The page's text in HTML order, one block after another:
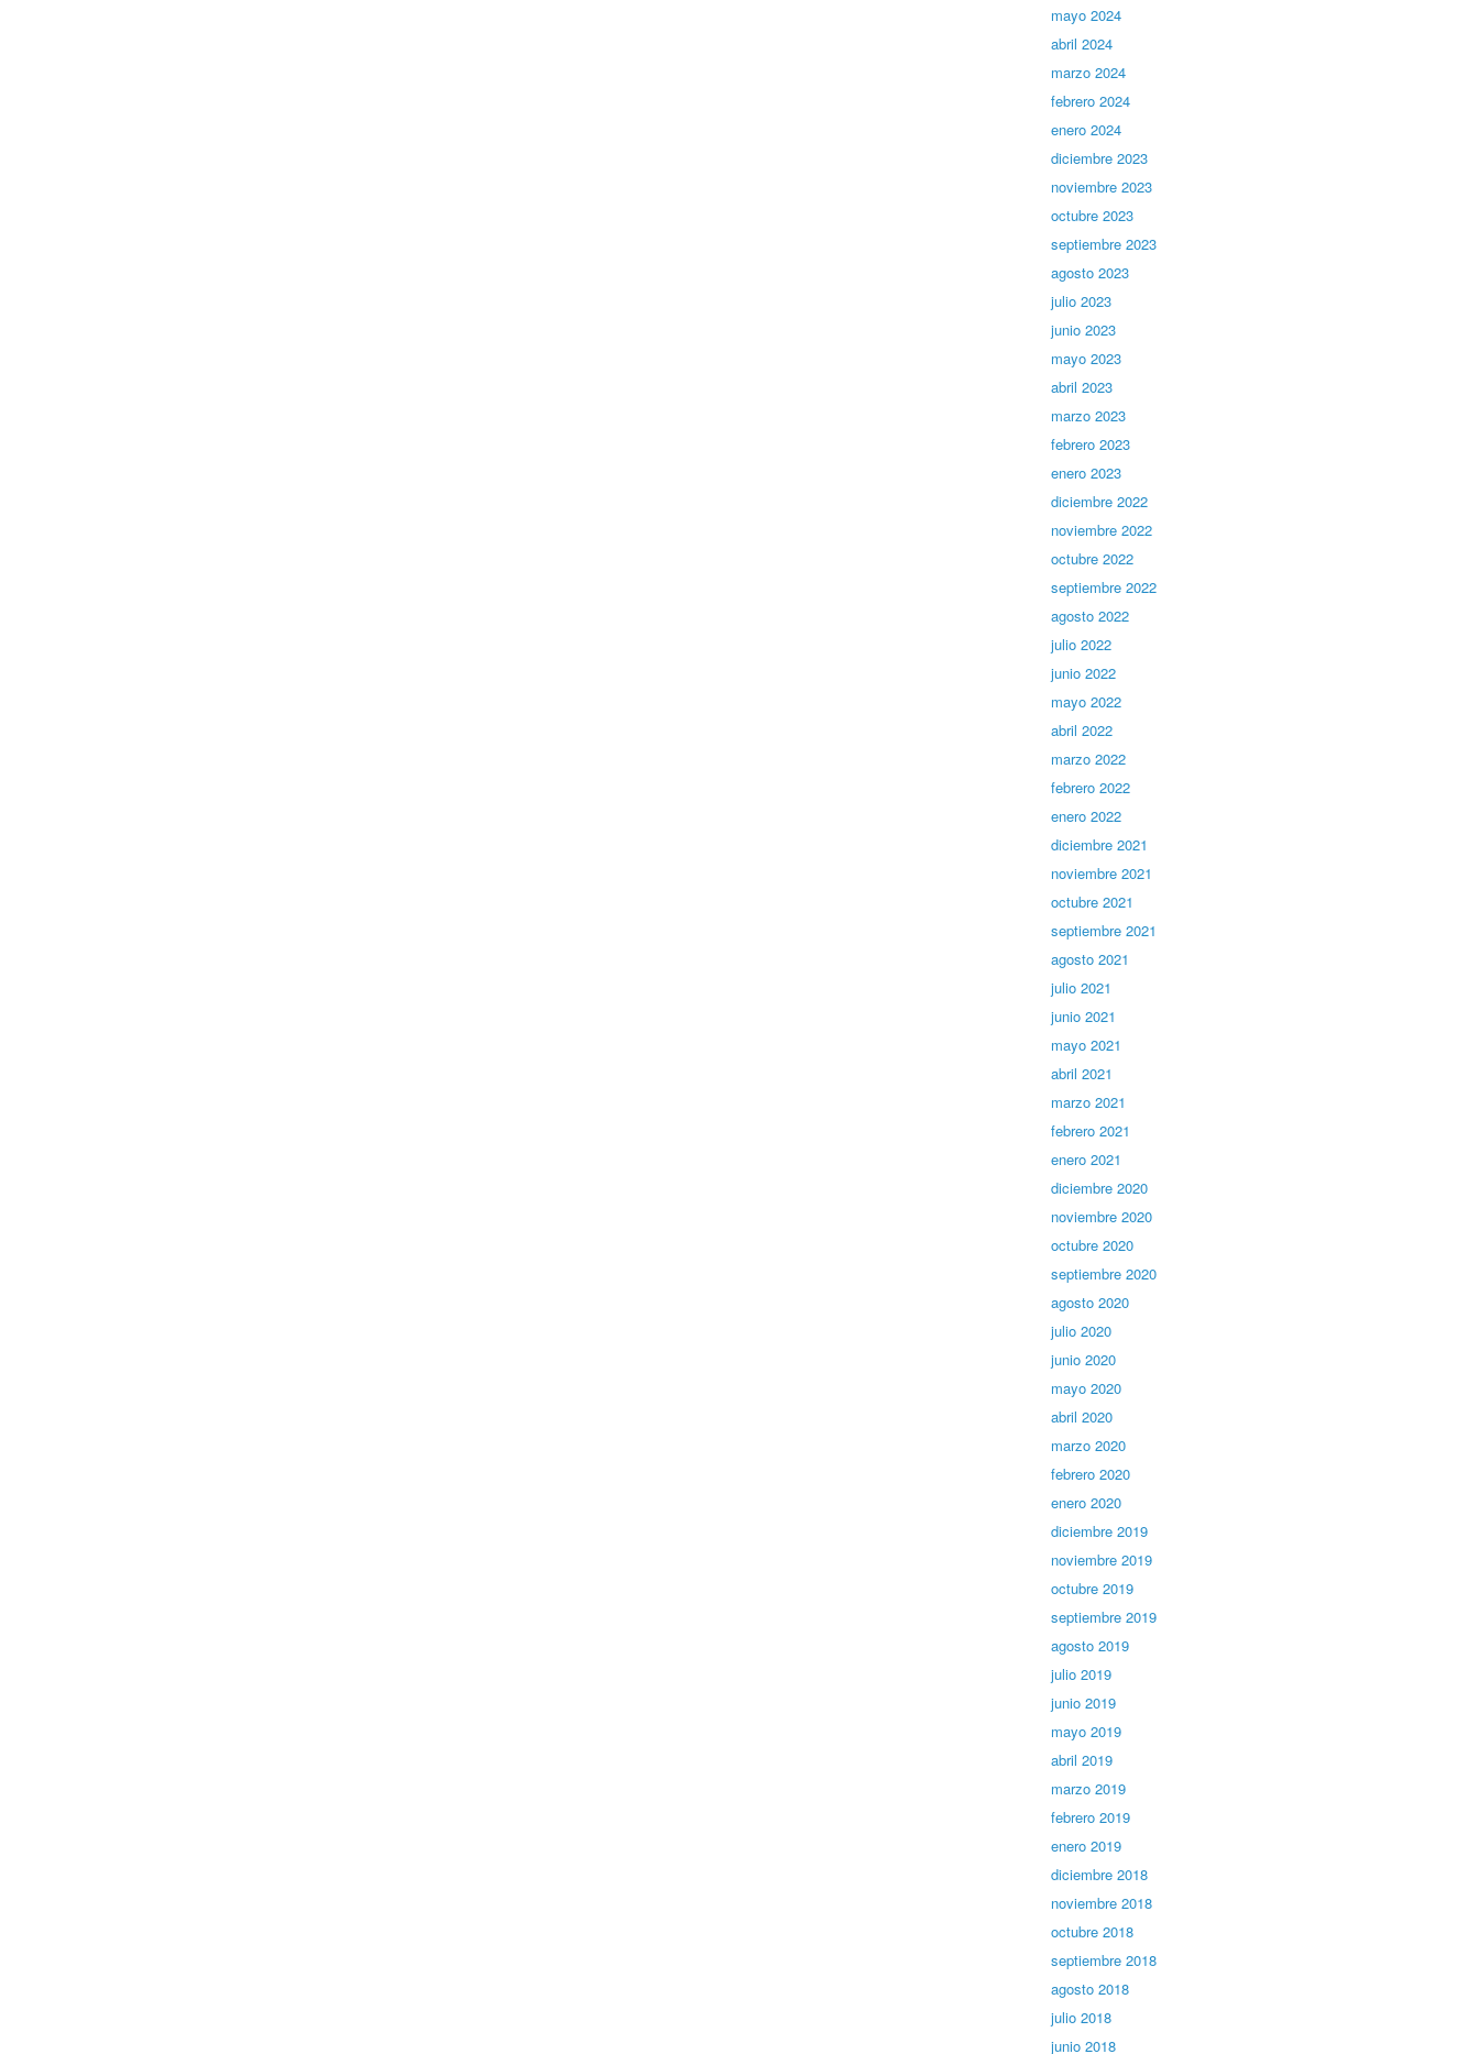
mayo 2024
abril 2024
marzo 2024
febrero 2024
enero 2024
diciembre 2023
noviembre 2023
octubre 2023
septiembre 2023
agosto 2023
julio 2023
junio 2023
mayo 2023
abril 2023
marzo 2023
febrero 2023
enero 2023
diciembre 2022
noviembre 2022
octubre 2022
septiembre 2022
agosto 2022
julio 2022
junio 2022
mayo 2022
abril 2022
marzo 2022
febrero 2022
enero 2022
diciembre 2021
noviembre 2021
octubre 2021
septiembre 2021
agosto 2021
julio 2021
junio 2021
mayo 2021
abril 2021
marzo 2021
febrero 2021
enero 2021
diciembre 2020
noviembre 2020
octubre 2020
septiembre 2020
agosto 2020
julio 2020
junio 2020
mayo 2020
abril 2020
marzo 2020
febrero 2020
enero 2020
diciembre 2019
noviembre 2019
octubre 2019
septiembre 2019
agosto 2019
julio 2019
junio 2019
mayo 2019
abril 2019
marzo 2019
febrero 2019
enero 2019
diciembre 2018
noviembre 2018
octubre 2018
septiembre 2018
agosto 2018
julio 2018
junio 2018